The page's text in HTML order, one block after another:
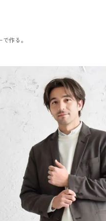
作る。